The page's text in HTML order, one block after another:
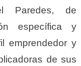
Paredes, de
específica y
emprendedor y
de sus